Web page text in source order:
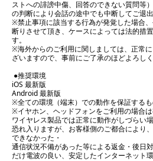
ストへの誹謗中傷、回答のできない質問等
の判断により会話の途中でも中断してご退
※禁止事項に該当する行為が発覚した場合
断りさせて頂き、ケースによっては法的措
す。
※海外からのご利用に関しましては、正常
ざいますので、事前にご了承のほどよろし
●推奨環境
iOS 最新版
Android 最新版
※全ての環境（端末）での動作を保証する
※イヤホン、ヘッドフォンをご利用の場合は
ワイヤレス製品では正常に動作がしづらい
恐れ入りますが、お客様側のご都合により
できなかった・
通信状況不備があった等による返金・後日
だけ電波の良い、安定したインターネット